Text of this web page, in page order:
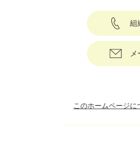
組
このホームページに